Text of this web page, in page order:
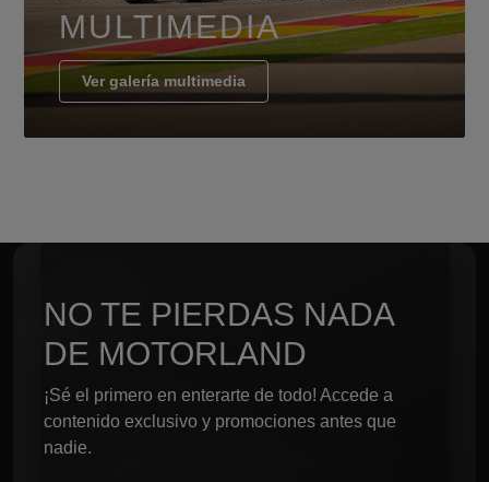
MULTIMEDIA
Ver galería multimedia
NO TE PIERDAS NADA
DE MOTORLAND
¡Sé el primero en enterarte de todo! Accede a
contenido exclusivo y promociones antes que
nadie.